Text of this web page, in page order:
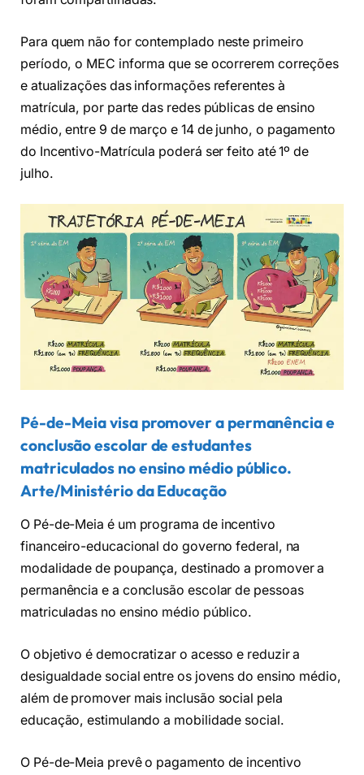
Para quem não for contemplado neste primeiro
período, o MEC informa que se ocorrerem correções
e atualizações das informações referentes à
matrícula, por parte das redes públicas de ensino
médio, entre 9 de março e 14 de junho, o pagamento
do Incentivo-Matrícula poderá ser feito até 1º de
julho.
Pé-de-Meia visa promover a permanência e
conclusão escolar de estudantes
matriculados no ensino médio público.
Arte/Ministério da Educação
O Pé-de-Meia é um programa de incentivo
financeiro-educacional do governo federal, na
modalidade de poupança, destinado a promover a
permanência e a conclusão escolar de pessoas
matriculadas no ensino médio público.
O objetivo é democratizar o acesso e reduzir a
desigualdade social entre os jovens do ensino médio,
além de promover mais inclusão social pela
educação, estimulando a mobilidade social.
O Pé-de-Meia prevê o pagamento de incentivo